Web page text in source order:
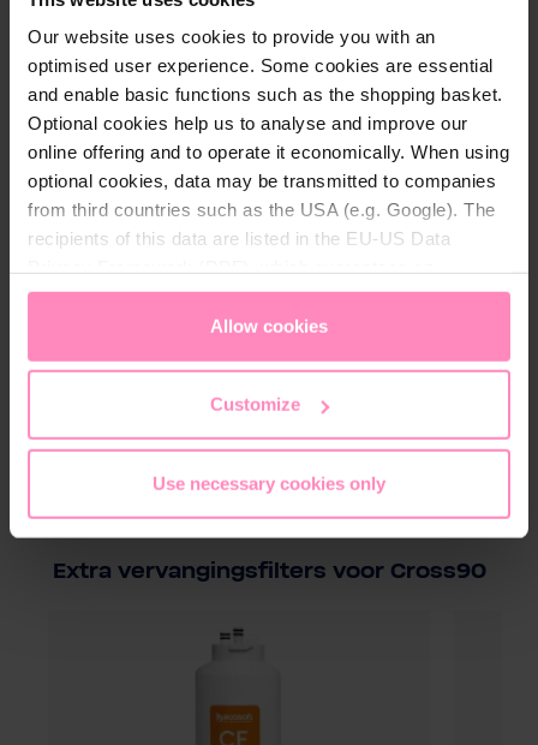
Our website uses cookies to provide you with an
optimised user experience. Some cookies are essential
and enable basic functions such as the shopping basket.
Optional cookies help us to analyse and improve our
online offering and to operate it economically. When using
optional cookies, data may be transmitted to companies
from third countries such as the USA (e.g. Google). The
recipients of this data are listed in the EU-US Data
appropriate level of data protection. You canaccept all
only allow necessary cookies
access and change your chosen setting at any time in
Allow cookies
Customize
Use necessary cookies only
Download
CROSS90-Manual.pdf
Download
NSF-Conditions.pdf
Download
Extra vervangingsfilters voor Cross90